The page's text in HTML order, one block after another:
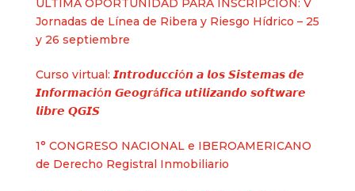
ÚLTIMA OPORTUNIDAD PARA INSCRIPCIÓN: V
Jornadas de Línea de Ribera y Riesgo Hídrico – 25
y 26 septiembre
Curso virtual: 𝙄𝙣𝙩𝙧𝙤𝙙𝙪𝙘𝙘𝙞ó𝙣 𝙖 𝙡𝙤𝙨 𝙎𝙞𝙨𝙩𝙚𝙢𝙖𝙨 𝙙𝙚
𝙄𝙣𝙛𝙤𝙧𝙢𝙖𝙘𝙞ó𝙣 𝙂𝙚𝙤𝙜𝙧á𝙛𝙞𝙘𝙖 𝙪𝙩𝙞𝙡𝙞𝙯𝙖𝙣𝙙𝙤 𝙨𝙤𝙛𝙩𝙬𝙖𝙧𝙚
𝙡𝙞𝙗𝙧𝙚 𝙌𝙂𝙄𝙎
1° CONGRESO NACIONAL e IBEROAMERICANO
de Derecho Registral Inmobiliario